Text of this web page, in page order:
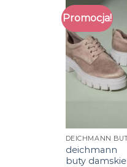
Promocja!
deichmann
buty damskie